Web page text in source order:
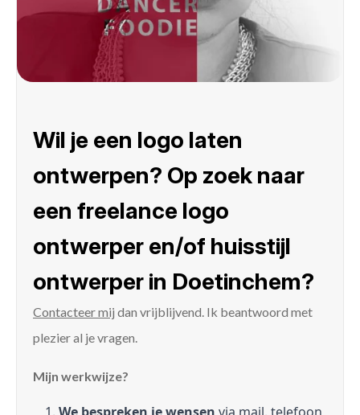
Wil je een logo laten
ontwerpen? Op zoek naar
een freelance logo
ontwerper en/of huisstijl
ontwerper in Doetinchem?
Contacteer mij dan vrijblijvend. Ik beantwoord met
plezier al je vragen.
Mijn werkwijze?